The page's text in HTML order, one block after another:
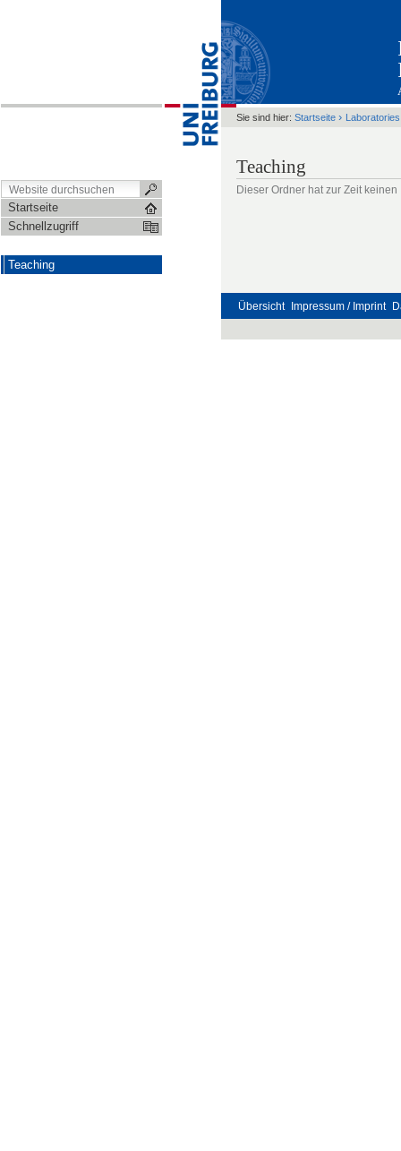
Startseite
Schnellzugriff
Teaching
Sie sind hier: Startseite › Laboratories
Teaching
Dieser Ordner hat zur Zeit keinen
Übersicht Impressum / Imprint